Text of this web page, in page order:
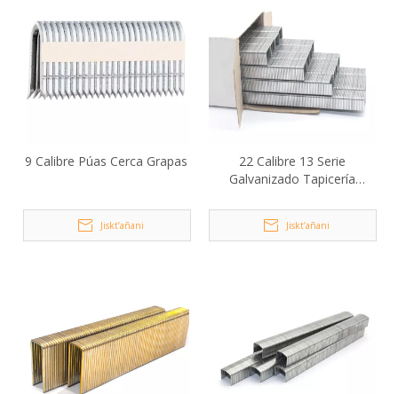
9 Calibre Púas Cerca Grapas
Jiskt’añani
22 Calibre 13 Serie
Galvanizado Tapicería
Jiskt’añani